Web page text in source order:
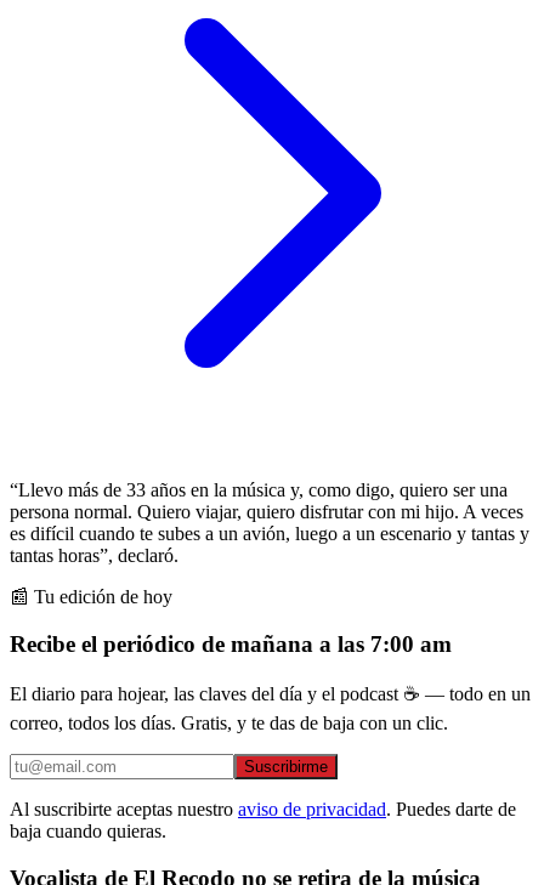
“Llevo más de 33 años en la música y, como digo, quiero ser una
persona normal. Quiero viajar, quiero disfrutar con mi hijo. A veces
es difícil cuando te subes a un avión, luego a un escenario y tantas y
tantas horas”, declaró.
📰 Tu edición de hoy
Recibe el periódico de mañana a las 7:00 am
El diario para hojear, las claves del día y el podcast ☕ — todo en un
correo, todos los días. Gratis, y te das de baja con un clic.
Suscribirme
Al suscribirte aceptas nuestro aviso de privacidad. Puedes darte de
baja cuando quieras.
Vocalista de El Recodo no se retira de la música